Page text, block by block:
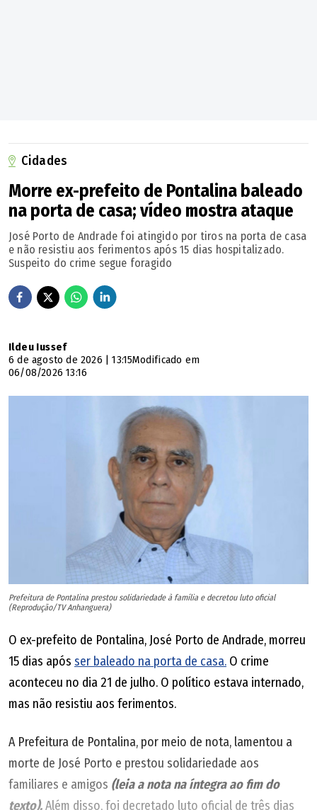
Cidades
Morre ex-prefeito de Pontalina baleado
na porta de casa; vídeo mostra ataque
José Porto de Andrade foi atingido por tiros na porta de casa
e não resistiu aos ferimentos após 15 dias hospitalizado.
Suspeito do crime segue foragido
Ildeu Iussef
6 de agosto de 2026 | 13:15Modificado em
06/08/2026 13:16
Prefeitura de Pontalina prestou solidariedade à família e decretou luto oficial
(Reprodução/TV Anhanguera)
O ex-prefeito de Pontalina, José Porto de Andrade, morreu
15 dias após ser baleado na porta de casa. O crime
aconteceu no dia 21 de julho. O político estava internado,
mas não resistiu aos ferimentos.
A Prefeitura de Pontalina, por meio de nota, lamentou a
morte de José Porto e prestou solidariedade aos
familiares e amigos (leia a nota na íntegra ao fim do
texto).Além disso, foi decretado luto oficial de três dias